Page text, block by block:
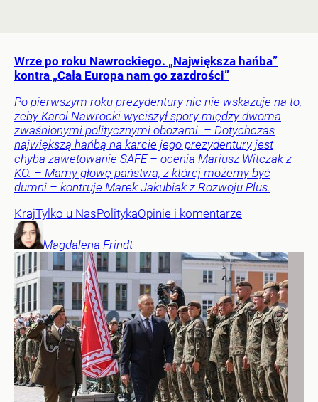
Wrze po roku Nawrockiego. „Największa hańba”
kontra „Cała Europa nam go zazdrości”
Po pierwszym roku prezydentury nic nie wskazuje na to,
żeby Karol Nawrocki wyciszył spory między dwoma
zwaśnionymi politycznymi obozami. – Dotychczas
największą hańbą na karcie jego prezydentury jest
chyba zawetowanie SAFE – ocenia Mariusz Witczak z
KO. – Mamy głowę państwa, z której możemy być
dumni – kontruje Marek Jakubiak z Rozwoju Plus.
KrajTylko u NasPolitykaOpinie i komentarze
Magdalena Frindt